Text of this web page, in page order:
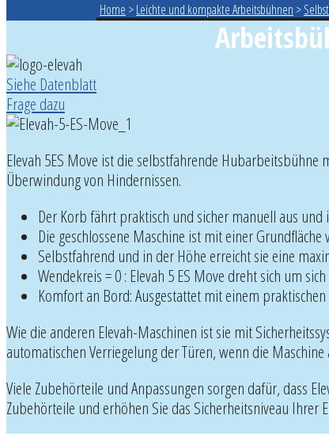
Home >Leichte und kompakte Arbeitsbühnen >
Siehe Datenblatt
Frage dazu
Elevah 5ES Move ist die selbstfahrende
Überwindung von Hindernissen.
Der Korb fährt praktisch und sicher manuell aus und
Die geschlossene Maschine ist mit einer
Selbstfahrend und in der Höhe erreicht sie eine
Wendekreis = 0 : Elevah 5 ES Move dreht sich um
Komfort an Bord: Ausgestattet mit einem
Wie die anderen Elevah-Maschinen ist sie mit
automatischen Verriegelung der Türen, wenn die
Viele Zubehörteile und Anpassungen sorgen dafür, dass
Zubehörteile und erhöhen Sie das Sicherheitsniveau Ihrer